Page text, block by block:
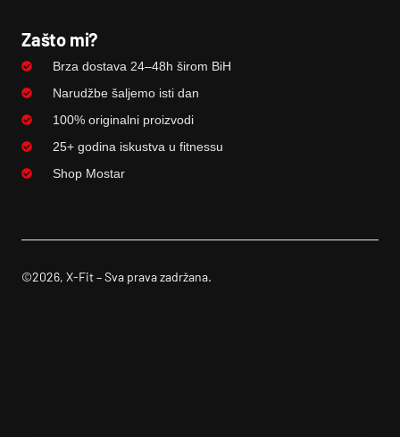
Zašto mi?
Brza dostava 24–48h širom BiH
Narudžbe šaljemo isti dan
100% originalni proizvodi
25+ godina iskustva u fitnessu
Shop Mostar
©2026, X-Fit – Sva prava zadržana.